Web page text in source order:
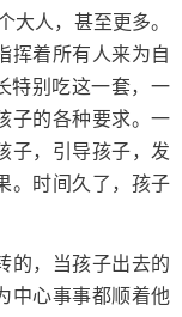
人，甚至更多。
挥着所有人来为自
特别吃这一套，一
子的各种要求。一
子，引导孩子，发
。时间久了，孩子
，当孩子出去的
中心事事都顺着他